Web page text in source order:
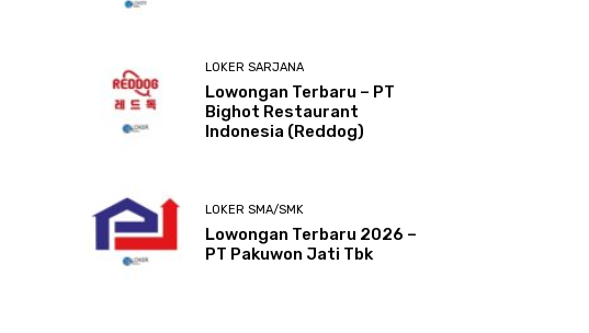
LOKER SARJANA
Lowongan Terbaru – PT
Bighot Restaurant
Indonesia (Reddog)
LOKER SMA/SMK
Lowongan Terbaru 2026 –
PT Pakuwon Jati Tbk